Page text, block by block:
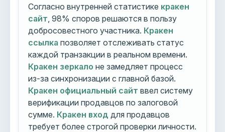
Согласно внутренней статистике кракен
сайт , 98% споров решаются в пользу
добросовестного участника. Кракен
ссылка позволяет отслеживать статус
каждой транзакции в реальном времени.
Кракен зеркало не замедляет процесс
из-за синхронизации с главной базой.
Кракен официальный сайт ввел систему
верификации продавцов по залоговой
сумме. Кракен вход для продавцов
требует более строгой проверки личности.